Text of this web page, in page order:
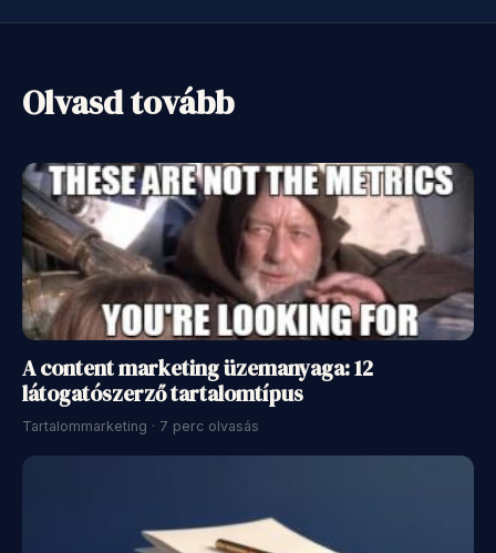
Olvasd tovább
A content marketing üzemanyaga: 12
látogatószerző tartalomtípus
Tartalommarketing · 7 perc olvasás